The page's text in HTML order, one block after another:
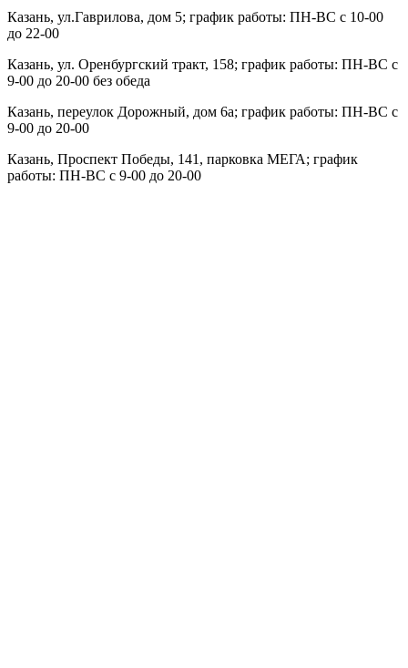
Казань, ул.Гаврилова, дом 5; график работы: ПН-ВС с 10-00
до 22-00
Казань, ул. Оренбургский тракт, 158; график работы: ПН-ВС с
9-00 до 20-00 без обеда
Казань, переулок Дорожный, дом 6а; график работы: ПН-ВС с
9-00 до 20-00
Казань, Проспект Победы, 141, парковка МЕГА; график
работы: ПН-ВС с 9-00 до 20-00